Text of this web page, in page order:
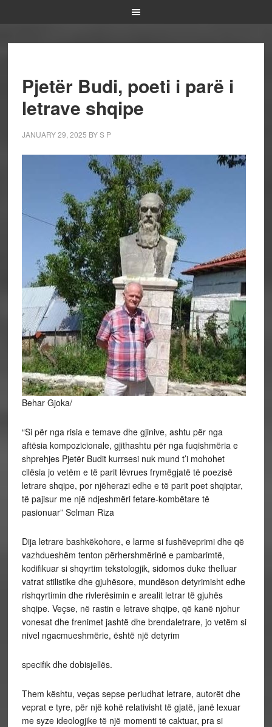
Pjetër Budi, poeti i parë i
letrave shqipe
JANUARY 29, 2025 BYS P
Behar Gjoka/
“Si për nga risia e temave dhe gjinive, ashtu për nga
aftësia kompozicionale, gjithashtu për nga fuqishmëria e
shprehjes Pjetër Budit kurrsesi nuk mund t’i mohohet
cilësia jo vetëm e të parit lëvrues frymëgjatë të poezisë
letrare shqipe, por njëherazi edhe e të parit poet shqiptar,
të pajisur me një ndjeshmëri fetare-kombëtare të
pasionuar” Selman Riza
Dija letrare bashkëkohore, e larme si fushëveprimi dhe që
vazhdueshëm tenton përhershmërinë e pambarimtë,
kodifikuar si shqyrtim tekstologjik, sidomos duke thelluar
vatrat stilistike dhe gjuhësore, mundëson detyrimisht edhe
rishqyrtimin dhe rivlerësimin e arealit letrar të gjuhës
shqipe. Veçse, në rastin e letrave shqipe, që kanë njohur
vonesat dhe frenimet jashtë dhe brendaletrare, jo vetëm si
nivel ngacmueshmërie, është një detyrim
specifik dhe dobisjellës.
Them kështu, veças sepse periudhat letrare, autorët dhe
veprat e tyre, për një kohë relativisht të gjatë, janë lexuar
me syze ideologjike të një momenti të caktuar, pra si